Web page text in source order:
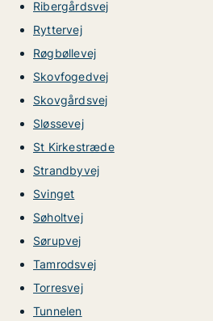
Ribergårdsvej
Ryttervej
Røgbøllevej
Skovfogedvej
Skovgårdsvej
Sløssevej
St Kirkestræde
Strandbyvej
Svinget
Søholtvej
Sørupvej
Tamrodsvej
Torresvej
Tunnelen